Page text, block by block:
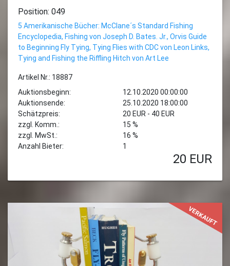
Position: 049
5 Amerikanische Bücher: McClane´s Standard Fishing
Encyclopedia, Fishing von Joseph D. Bates. Jr., Orvis Guide
to Beginning Fly Tying, Tying Flies with CDC von Leon Links,
Tying and Fishing the Riffling Hitch von Art Lee
Artikel Nr.: 18887
Auktionsbeginn:
12.10.2020 00:00:00
Auktionsende:
25.10.2020 18:00:00
Schätzpreis:
20 EUR - 40 EUR
zzgl. Komm.:
15 %
zzgl. MwSt.:
16 %
Anzahl Bieter:
1
20 EUR
VERKAUFT